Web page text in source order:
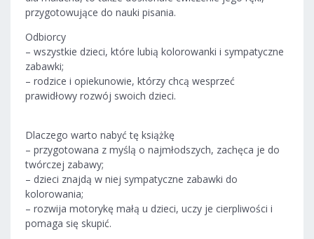
przygotowujące do nauki pisania.
Odbiorcy
– wszystkie dzieci, które lubią kolorowanki i sympatyczne
zabawki;
– rodzice i opiekunowie, którzy chcą wesprzeć
prawidłowy rozwój swoich dzieci.
Dlaczego warto nabyć tę książkę
– przygotowana z myślą o najmłodszych, zachęca je do
twórczej zabawy;
– dzieci znajdą w niej sympatyczne zabawki do
kolorowania;
– rozwija motorykę małą u dzieci, uczy je cierpliwości i
pomaga się skupić.